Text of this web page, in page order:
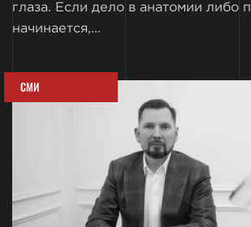
глаза. Если дело в анатомии либо
начинается,...
СМИ